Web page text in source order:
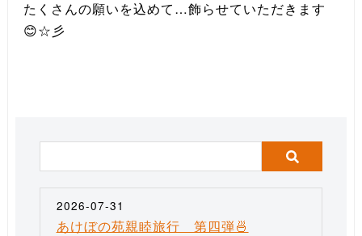
たくさんの願いを込めて…飾らせていただきます
😊☆彡
2026-07-31
あけぼの苑親睦旅行 第四弾🍜